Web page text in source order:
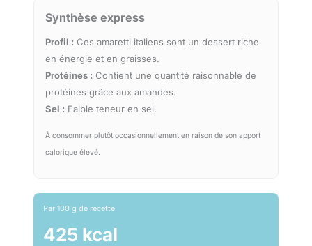
Synthèse express
Profil : Ces amaretti italiens sont un dessert riche
en énergie et en graisses.
Protéines : Contient une quantité raisonnable de
protéines grâce aux amandes.
Sel : Faible teneur en sel.
À consommer plutôt occasionnellement en raison de son apport
calorique élevé.
Par 100 g de recette
425 kcal